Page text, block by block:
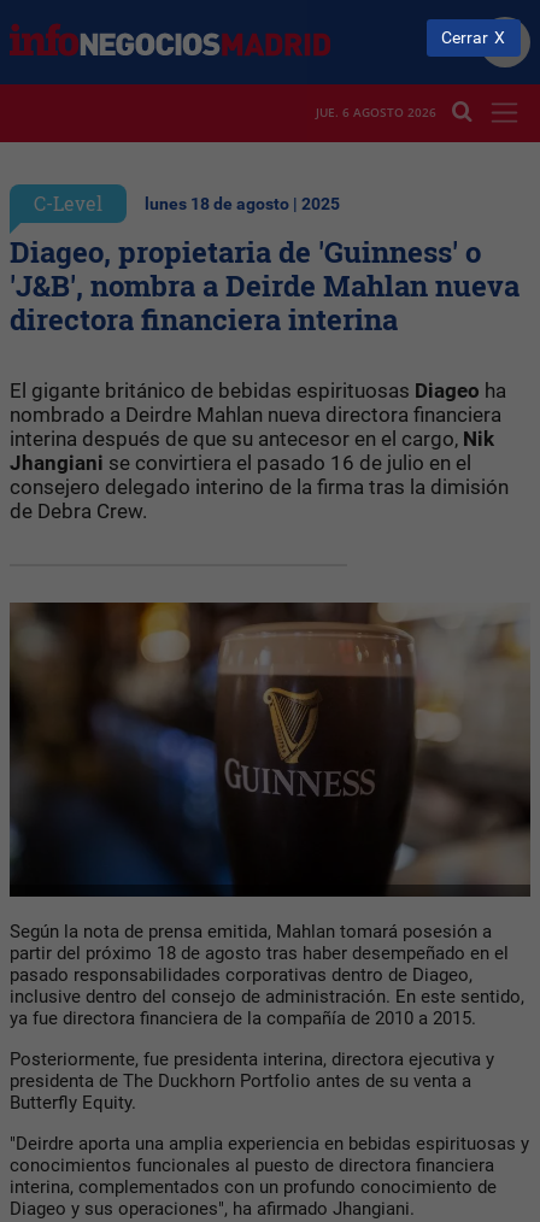
JUE. 6 AGOSTO 2026
C-Level lunes 18 de agosto | 2025
Diageo, propietaria de 'Guinness' o
'J&B', nombra a Deirde Mahlan nueva
directora financiera interina
El gigante británico de bebidas espirituosas Diageo ha
nombrado a Deirdre Mahlan nueva directora financiera
interina después de que su antecesor en el cargo, Nik
Jhangiani se convirtiera el pasado 16 de julio en el
consejero delegado interino de la firma tras la dimisión
de Debra Crew.
Según la nota de prensa emitida, Mahlan tomará posesión a
partir del próximo 18 de agosto tras haber desempeñado en el
pasado responsabilidades corporativas dentro de Diageo,
inclusive dentro del consejo de administración. En este sentido,
ya fue directora financiera de la compañía de 2010 a 2015.
Posteriormente, fue presidenta interina, directora ejecutiva y
presidenta de The Duckhorn Portfolio antes de su venta a
Butterfly Equity.
"Deirdre aporta una amplia experiencia en bebidas espirituosas y
conocimientos funcionales al puesto de directora financiera
interina, complementados con un profundo conocimiento de
Diageo y sus operaciones", ha afirmado Jhangiani.
Cerrar